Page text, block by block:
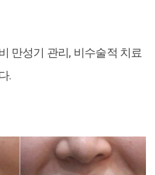
만성기 관리, 비수술적 치료
.